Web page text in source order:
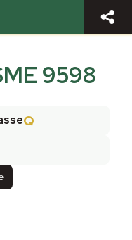
9598
Q